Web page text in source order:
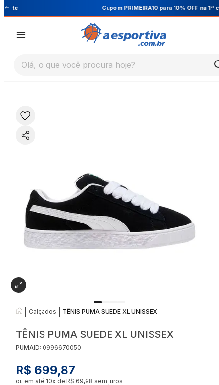
Cupom PRIMEIRA10 para 10% OFF na 1ª compra
Olá, o que você procura hoje?
Calçados TÊNIS PUMA SUEDE XL UNISSEX
TÊNIS PUMA SUEDE XL UNISSEX
PUMAID: 0996670050
R$ 699,87
ou em até 10x de R$ 69,98 sem juros